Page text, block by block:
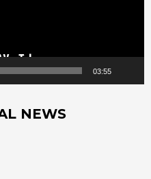
03:55
NEWS